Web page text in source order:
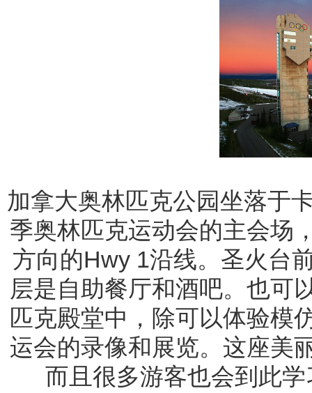
加拿大奥林匹克公园坐落于
季奥林匹克运动会的主会场
方向的Hwy 1沿线。圣火台
层是自助餐厅和酒吧。也可
匹克殿堂中，除可以体验模
运会的录像和展览。这座美
而且很多游客也会到此